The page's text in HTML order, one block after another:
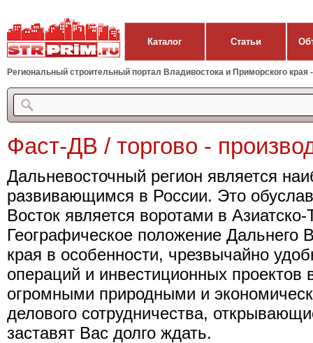
Каталог Статьи
Региональный строительный портал Владивостока и Приморского края
Фаст-ДВ / торгово -
Дальневосточный регион является
развивающимся в России. Это
Восток является воротами в
Географическое положение Дальнего
края в особенности, чрезвычайно
операций и инвестиционных
огромными природными и
делового сотрудничества,
заставят Вас долго ждать.